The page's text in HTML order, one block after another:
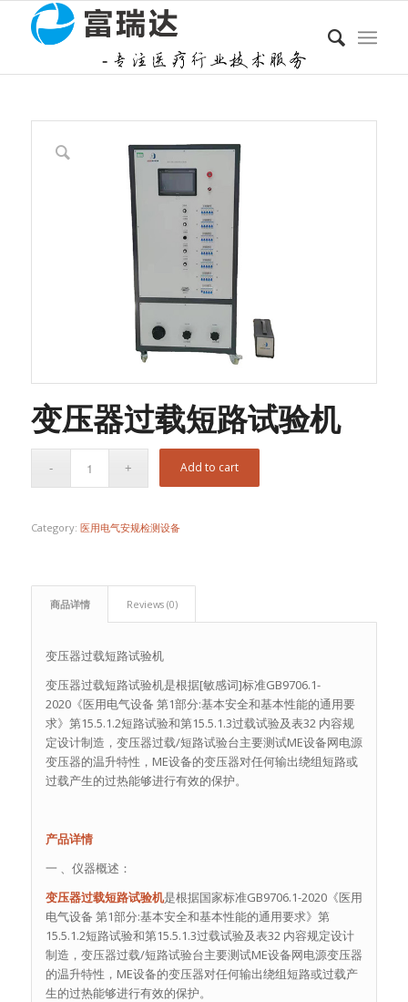
变压器过载短路试验机
Add to cart
Category: 医用电气安规检测设备
商品详情 Reviews (0)
变压器过载短路试验机
变压器过载短路试验机是根据[敏感词]标准GB9706.1-
2020《医用电气设备 第1部分:基本安全和基本性能的通用要
求》第15.5.1.2短路试验和第15.5.1.3过载试验及表32 内容规
定设计制造，变压器过载/短路试验台主要测试ME设备网电源
变压器的温升特性，ME设备的变压器对任何输出绕组短路或
过载产生的过热能够进行有效的保护。
产品详情
一 、仪器概述：
变压器过载短路试验机是根据国家标准GB9706.1-2020《医用
电气设备 第1部分:基本安全和基本性能的通用要求》第
15.5.1.2短路试验和第15.5.1.3过载试验及表32 内容规定设计
制造，变压器过载/短路试验台主要测试ME设备网电源变压器
的温升特性，ME设备的变压器对任何输出绕组短路或过载产
生的过热能够进行有效的保护。